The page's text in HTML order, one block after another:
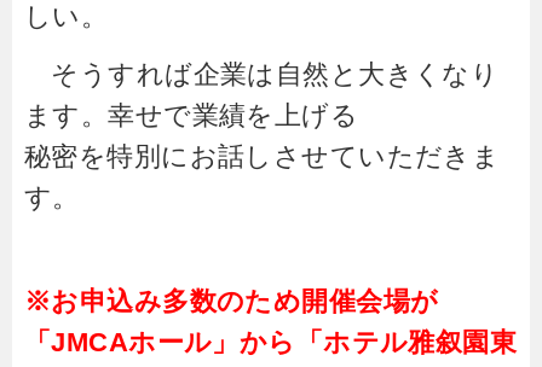
しい。
そうすれば企業は自然と大きくなり
ます。幸せで業績を上げる
秘密を特別にお話しさせていただきま
す。
※お申込み多数のため開催会場が
「JMCAホール」から「ホテル雅叙園東